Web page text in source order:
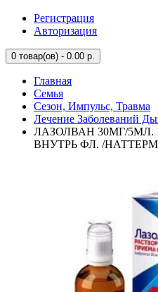
Регистрация
Авторизация
0 товар(ов) - 0.00 р.
Главная
Семья
Сезон, Импульс, Травма
Лечение Заболеваний
ЛАЗОЛВАН 30МГ/5МЛ.
ВНУТРЬ ФЛ. /